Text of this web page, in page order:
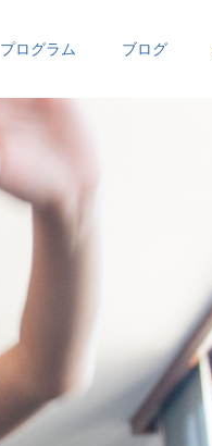
プログラム ブログ